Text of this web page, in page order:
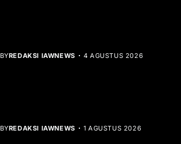
BYREDAKSI IAWNEWS 4 AGUSTUS 2026
BYREDAKSI IAWNEWS 1 AGUSTUS 2026